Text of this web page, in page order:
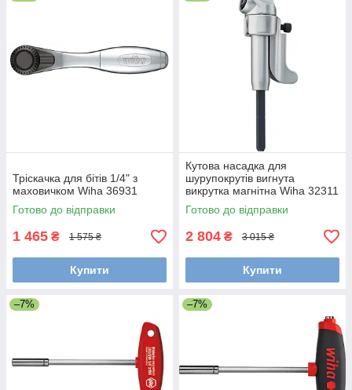
Тріскачка для бітів 1/4" з
маховичком Wiha 36931
Готово до відправки
1 465 ₴ 1 575 ₴
Купити
Кутова насадка для
шурупокрутів вигнута
викрутка магнітна Wiha 32311
Готово до відправки
2 804 ₴ 3 015 ₴
Купити
–7% –7%